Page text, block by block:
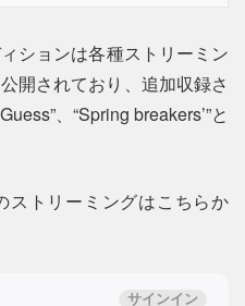
ションは各種ストリーミン
開されており、追加収録さ
、“Spring breakers’”と
ストリーミングはこちらか